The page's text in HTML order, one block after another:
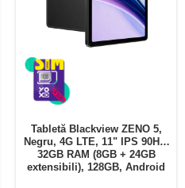
Tabletă Blackview ZENO 5,
Negru, 4G LTE, 11" IPS 90Hz,
32GB RAM (8GB + 24GB
extensibili), 128GB, Android